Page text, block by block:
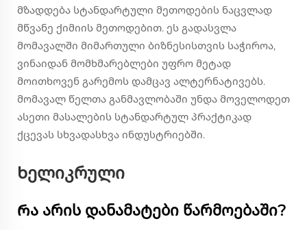
მზადდება სტანდარტული მეთოდების ნაცვლად
მწვანე ქიმიის მეთოდებით. ეს გადასვლა
მომავალში მიმართული ბიზნესისთვის საჭიროა,
ვინაიდან მომხმარებლები უფრო მეტად
მოითხოვენ გარემოს დამცავ ალტერნატივებს.
მომავალ წელთა განმავლობაში უნდა მოველოდეთ
ასეთი მასალების სტანდარტულ პრაქტიკად
ქცევას სხვადასხვა ინდუსტრიებში.
Ხელიკრული
Რა არის დანამატები წარმოებაში?